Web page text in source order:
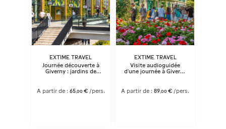
EXTIME TRAVEL
Journée découverte à
Giverny : jardins de
Paris Giverny depuis
Paris
A partir de : 65, 00 €/pers.
EXTIME TRAVEL
Visite audioguidée
d’une journée à Giverny
Impressionismes
depuis Paris
A partir de :89 ,00 € /pers.